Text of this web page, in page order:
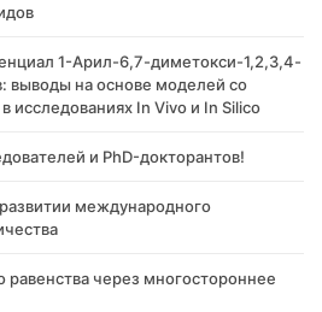
1-Арил-6,7-диметокси-1,2,3,4-
выводы на основе моделей со
исследованиях In Vivo и In Silico
и PhD-докторантов!
международного
через многостороннее